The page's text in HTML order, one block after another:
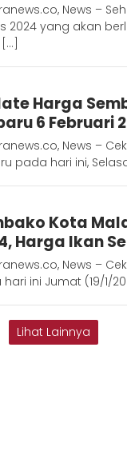
News –
2024 yang akan
[…]
Harga
6 Februari
News –
pada hari ini,
Kota
Harga Ikan
News –
ini Jumat (19/1/
Lihat Lainnya